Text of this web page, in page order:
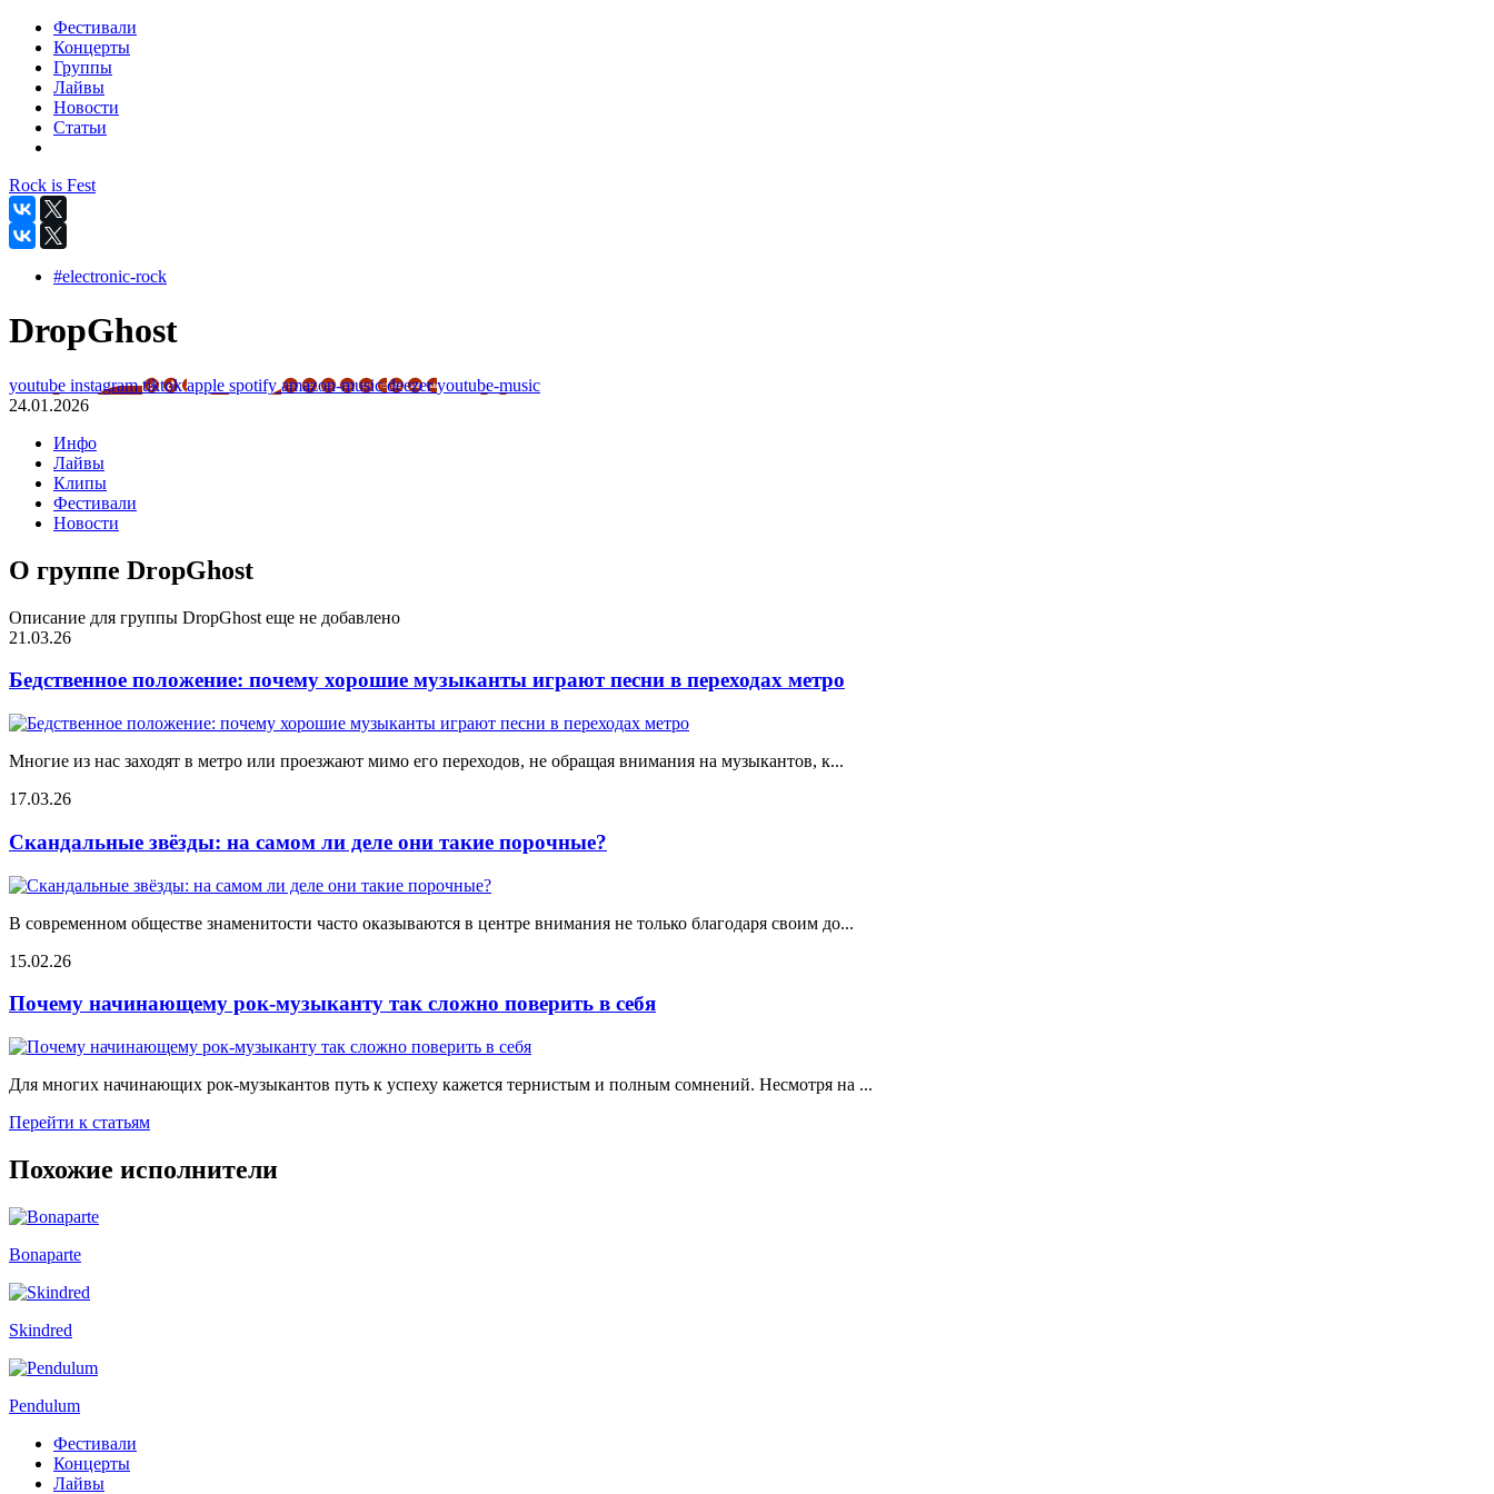
Фестивали
Концерты
Группы
Лайвы
Новости
Статьи
Rock is Fest
#electronic-rock
DropGhost
youtube instagramtiktokapple spotifyamazon-musicdeezeryoutube-music
24.01.2026
Инфо
Лайвы
Клипы
Фестивали
Новости
О группе DropGhost
Описание для группы DropGhost еще не добавлено
21.03.26
Бедственное положение: почему хорошие музыканты играют песни в переходах метро
Многие из нас заходят в метро или проезжают мимо его переходов, не обращая внимания на музыкантов, к...
17.03.26
Скандальные звёзды: на самом ли деле они такие порочные?
В современном обществе знаменитости часто оказываются в центре внимания не только благодаря своим до...
15.02.26
Почему начинающему рок-музыканту так сложно поверить в себя
Для многих начинающих рок-музыкантов путь к успеху кажется тернистым и полным сомнений. Несмотря на ...
Перейти к статьям
Похожие исполнители
Bonaparte
Skindred
Pendulum
Фестивали
Концерты
Лайвы